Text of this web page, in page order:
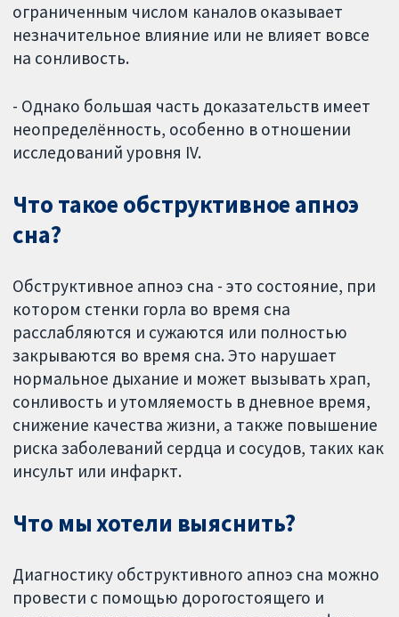
ограниченным числом каналов оказывает
незначительное влияние или не влияет вовсе
на сонливость.
- Однако большая часть доказательств имеет
неопределённость, особенно в отношении
исследований уровня IV.
Что такое обструктивное апноэ
сна?
Обструктивное апноэ сна - это состояние, при
котором стенки горла во время сна
расслабляются и сужаются или полностью
закрываются во время сна. Это нарушает
нормальное дыхание и может вызывать храп,
сонливость и утомляемость в дневное время,
снижение качества жизни, а также повышение
риска заболеваний сердца и сосудов, таких как
инсульт или инфаркт.
Что мы хотели выяснить?
Диагностику обструктивного апноэ сна можно
провести с помощью дорогостоящего и